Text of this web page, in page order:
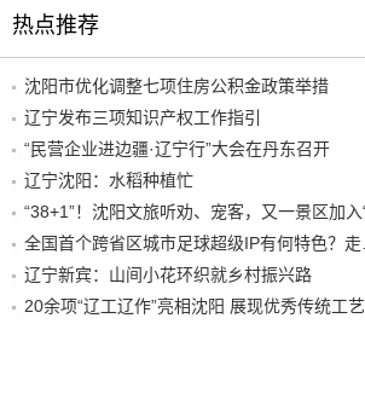
热点推荐
沈阳市优化调整七项住房公积金政策举措
辽宁发布三项知识产权工作指引
“民营企业进边疆·辽宁行”大会在丹东召开
辽宁沈阳：水稻种植忙
辽宁新宾：山间小花环织就乡村振兴路
20余项“辽工辽作”亮相沈阳 展现优秀传统工艺